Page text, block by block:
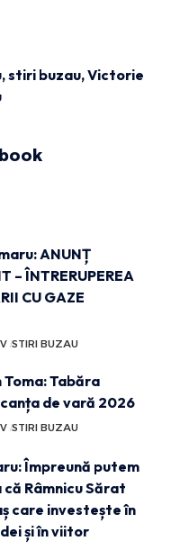
,stiri buzau,Victorie
ANUNȚ
– ÎNTRERUPEREA
CU GAZE
STIRI BUZAU
Tabăra
de vară 2026
STIRI BUZAU
Împreună putem
Râmnicu Sărat
care investește în
și în viitor